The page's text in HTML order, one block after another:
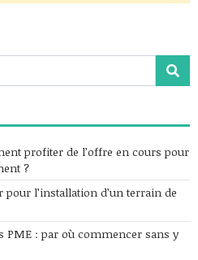
profiter de l’offre en cours pour
?
l’installation d’un terrain de
: par où commencer sans y